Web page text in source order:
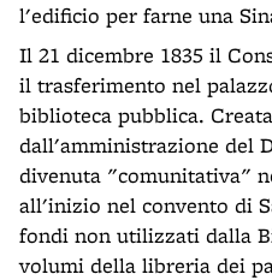
l'edificio per farne una
Il 21 dicembre 1835 il
il trasferimento nel
biblioteca pubblica.
dall'amministrazione del
divenuta "comunitativa"
all'inizio nel convento di
fondi non utilizzati dalla
volumi della libreria dei